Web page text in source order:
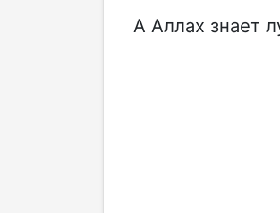
А Аллах знает